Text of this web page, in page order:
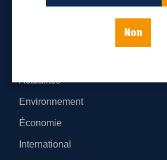
Non
Parutions numériques
Actualités
Environnement
Économie
International